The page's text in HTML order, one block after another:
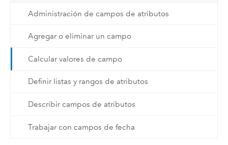
Administración de campos de atributos
Agregar o eliminar un campo
Calcular valores de campo
Definir listas y rangos de atributos
Describir campos de atributos
Trabajar con campos de fecha